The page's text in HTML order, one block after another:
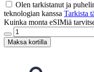
Olen tarkistanut ja
teknologian kanssa Tarkista
Kuinka monta eSIMiä
Maksa kortilla